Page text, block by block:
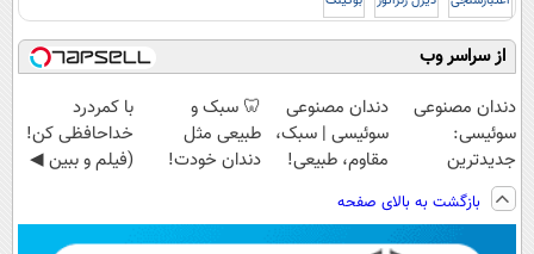
از سراسر وب
دندان مصنوعی
سوئیسی:
جدیدترین
فناوری اروپا،
سبک و مقاوم |
پرداخت قسطی
دندان مصنوعی
سوئیسی | سبک،
مقاوم، طبیعی!
رایگان+پرداخت
اقساطی😍
🦷 سبک و
طبیعی مثل
دندان خودت!
💳 📍 تهران
با کمردرد
خداحافظی کن!
(فیلم و ببین ◀
بازگشت به بالای صفحه